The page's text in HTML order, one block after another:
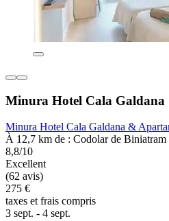
Minura Hotel Cala Galdana
Minura Hotel Cala Galdana &
À 12,7 km de : Codolar de Biniatram
8,8/10
Excellent
(62 avis)
275 €
taxes et frais compris
3 sept. - 4 sept.